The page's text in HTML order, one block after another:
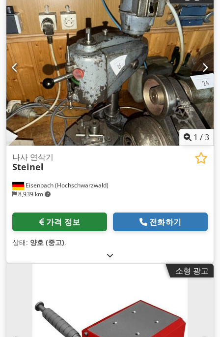
공기 압력:6 바 , 입력 전류: 16 A, 테이블 길이:1,250 mm, 필요
높이:
1,610 mm, 공간 요구 길이:2,550 mm, 필요 폭:1,770
mm
, 장비:문서 / 매뉴얼, 회전 속도 무한 가변,
1 /3
Eisenbach (Hochschwarzwald)
8,939 km
나사 연삭기
Steinel
가격 정보 전화하기
상태: 양호 (중고),
소형 광고